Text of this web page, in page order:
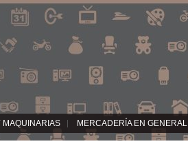
MAQUINARIAS MERCADERÍA EN GENERAL